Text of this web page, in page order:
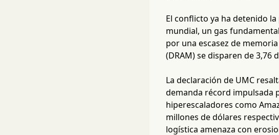
El conflicto ya ha detenido
mundial, un gas
por una escasez de
(DRAM) se disparen de 3,76
La declaración de UMC
demanda récord impulsada
hiperescaladores como
millones de dólares
logística amenaza con